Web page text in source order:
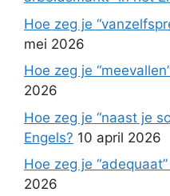
Hoe zeg je
mei 2026
Hoe zeg je
2026
Hoe zeg je “naast je
Engels? 10 april 2026
Hoe zeg je
2026